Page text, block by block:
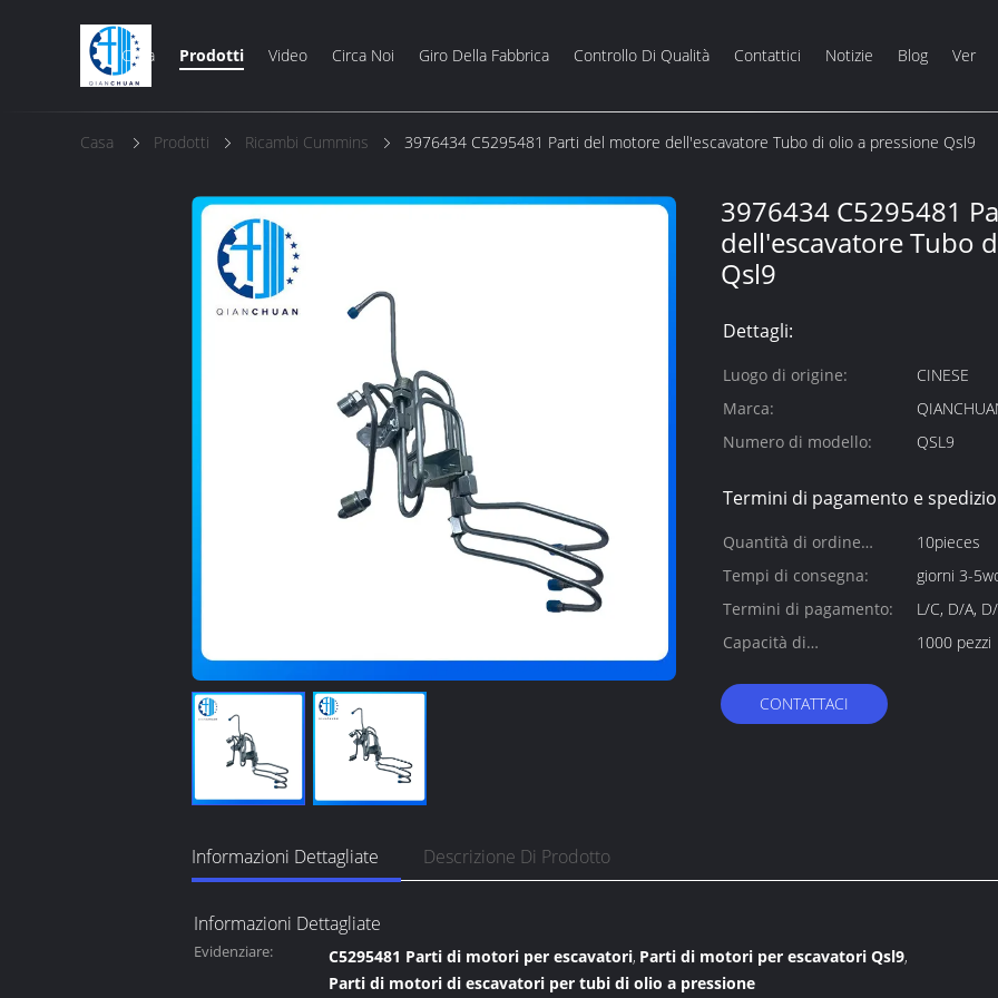
Casa Prodotti Video Circa Noi Giro Della Fabbrica Controllo Di Qualità Contattici Notizie Blog Ver
Casa Prodotti Ricambi Cummins 3976434 C5295481 Parti del motore dell'escavatore Tubo di olio a pressione Qsl9
3976434 C5295481
dell'escavatore Tubo
Qsl9
Dettagli:
Luogo di origine:
CINESE
Marca:
Numero di modello:
QSL9
Termini di pagamento e
Quantità di ordine
minimo:
10pieces
Tempi di consegna:
giorni 3-
Termini di pagamento:
L/C, D/A,
Capacità di
1000 pezzi
CONTATTACI
Informazioni Dettagliate Descrizione Di Prodotto
Informazioni Dettagliate
Evidenziare: C5295481 Parti di motori per escavatori, Parti di motori per escavatori Qsl9,
Parti di motori di escavatori per tubi di olio a pressione